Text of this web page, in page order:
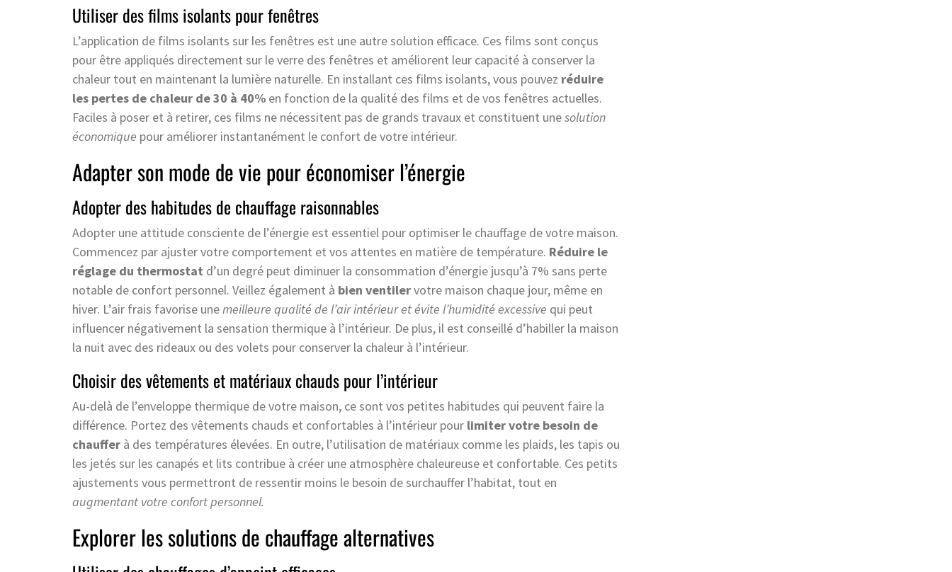
Utiliser des films isolants pour fenêtres
L’application de films isolants sur les fenêtres est une autre solution efficace. Ces films sont conçus
pour être appliqués directement sur le verre des fenêtres et améliorent leur capacité à conserver la
chaleur tout en maintenant la lumière naturelle. En installant ces films isolants, vous pouvez réduire
les pertes de chaleur de 30 à 40% en fonction de la qualité des films et de vos fenêtres actuelles.
Faciles à poser et à retirer, ces films ne nécessitent pas de grands travaux et constituent unesolution
économique pour améliorer instantanément le confort de votre intérieur.
Adapter son mode de vie pour économiser l’énergie
Adopter des habitudes de chauffage raisonnables
Adopter une attitude consciente de l’énergie est essentiel pour optimiser le chauffage de votre maison.
Commencez par ajuster votre comportement et vos attentes en matière de température. Réduire le
réglage du thermostat d’un degré peut diminuer la consommation d’énergie jusqu’à 7% sans perte
notable de confort personnel. Veillez également à bien ventilervotre maison chaque jour, même en
hiver. L’air frais favorise unemeilleure qualité de l’air intérieur et évite l’humidité excessive qui peut
influencer négativement la sensation thermique à l’intérieur. De plus, il est conseillé d’habiller la maison
la nuit avec des rideaux ou des volets pour conserver la chaleur à l’intérieur.
Choisir des vêtements et matériaux chauds pour l’intérieur
Au-delà de l’enveloppe thermique de votre maison, ce sont vos petites habitudes qui peuvent faire la
différence. Portez des vêtements chauds et confortables à l’intérieur pour limiter votre besoin de
chauffer à des températures élevées. En outre, l’utilisation de matériaux comme les plaids, les tapis ou
les jetés sur les canapés et lits contribue à créer une atmosphère chaleureuse et confortable. Ces petits
ajustements vous permettront de ressentir moins le besoin de surchauffer l’habitat, tout en
augmentant votre confort personnel.
Explorer les solutions de chauffage alternatives